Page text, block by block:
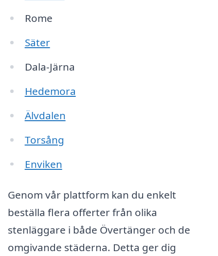
Rome
Säter
Dala-Järna
Hedemora
Älvdalen
Torsång
Enviken
Genom vår plattform kan du enkelt
beställa flera offerter från olika
stenläggare i både Övertänger och de
omgivande städerna. Detta ger dig